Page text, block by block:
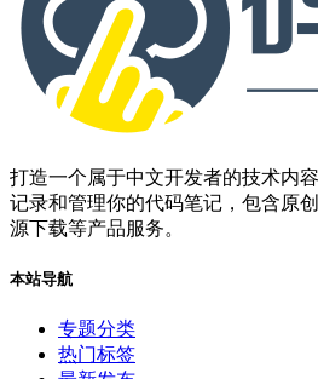
打造一个属于中文开发者的技术内
记录和管理你的代码笔记，包含原
源下载等产品服务。
本站导航
专题分类
热门标签